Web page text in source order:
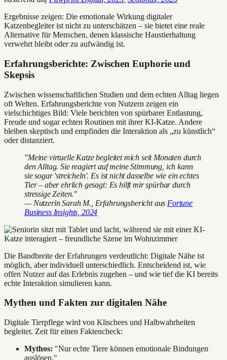
Ergebnisse zeigen: Die emotionale Wirkung digitaler
Katzenbegleiter ist nicht zu unterschätzen – sie bietet eine reale
Alternative für Menschen, denen klassische Haustierhaltung
verwehrt bleibt oder zu aufwändig ist.
Erfahrungsberichte: Zwischen Euphorie und
Skepsis
Zwischen wissenschaftlichen Studien und dem echten Alltag liegen
oft Welten. Erfahrungsberichte von Nutzern zeigen ein
vielschichtiges Bild: Viele berichten von spürbarer Entlastung,
Freude und sogar echten Routinen mit ihrer KI-Katze. Andere
bleiben skeptisch und empfinden die Interaktion als „zu künstlich“
oder distanziert.
"Meine virtuelle Katze begleitet mich seit Monaten durch
den Alltag. Sie reagiert auf meine Stimmung, ich kann
sie sogar 'streicheln'. Es ist nicht dasselbe wie ein echtes
Tier – aber ehrlich gesagt: Es hilft mir spürbar durch
stressige Zeiten."
— Nutzerin Sarah M., Erfahrungsbericht aus Fortune
Business Insights, 2024
Die Bandbreite der Erfahrungen verdeutlicht: Digitale Nähe ist
möglich, aber individuell unterschiedlich. Entscheidend ist, wie
offen Nutzer auf das Erlebnis zugehen – und wie tief die KI bereits
echte Interaktion simulieren kann.
Mythen und Fakten zur digitalen Nähe
Digitale Tierpflege wird von Klischees und Halbwahrheiten
begleitet. Zeit für einen Faktencheck:
Mythos: "Nur echte Tiere können emotionale Bindungen
auslösen."